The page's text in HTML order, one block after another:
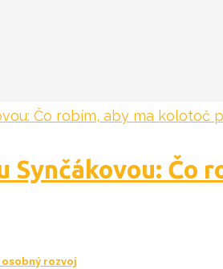
Synčákovou:
rozvoj